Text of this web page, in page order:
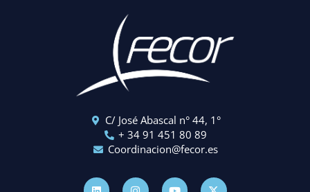
C/ José Abascal n° 44, 1°
+ 34 91 451 80 89
Coordinacion@fecor.es
L
i
I
n
Y
o
X
-